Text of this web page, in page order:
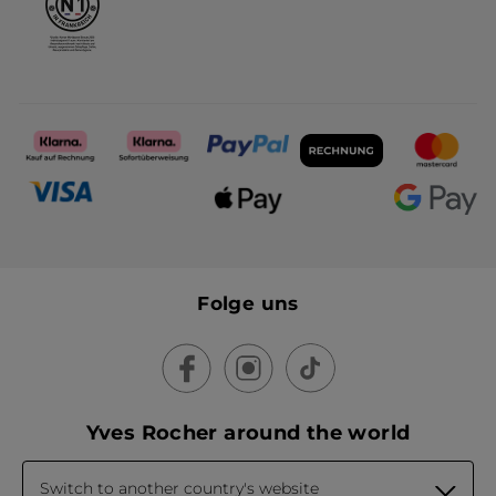
Folge uns
Yves Rocher around the world
Switch to another country's website